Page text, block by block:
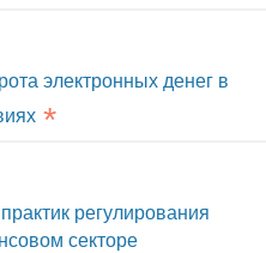
электронных денег в
*
регулирования
секторе